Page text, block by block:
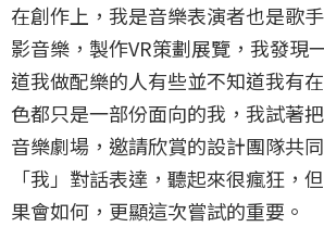
在創作上，我是音樂表演者也是歌
影音樂，製作VR策劃展覽，我發現
道我做配樂的人有些並不知道我有
色都只是一部份面向的我，我試著
音樂劇場，邀請欣賞的設計團隊共
「我」對話表達，聽起來很瘋狂，
果會如何，更顯這次嘗試的重要。